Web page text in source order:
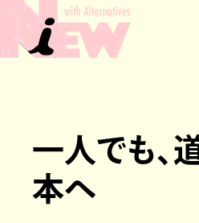
一人でも、
本へ